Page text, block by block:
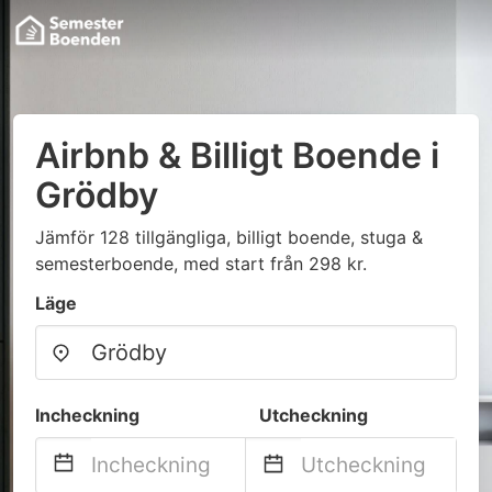
Airbnb & Billigt Boende i
Grödby
Jämför 128 tillgängliga, billigt boende, stuga &
semesterboende, med start från 298 kr.
Läge
Incheckning Utcheckning